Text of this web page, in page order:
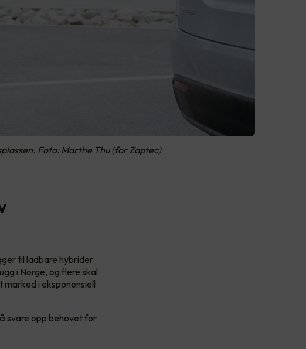
Foto: Marthe Thu (for Zaptec)
til ladbare hybrider
i Norge, og flere skal
i eksponensiell
svare opp behovet for